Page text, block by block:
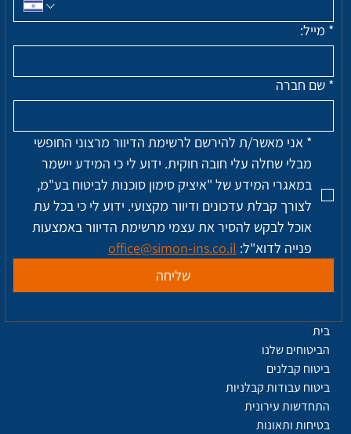
* מייל:
* שם חברה
*
פנייה לדוא"ל: office@simon-ins.co.il
שליחה
בית
הביטוחים שלנו
ביטוח קבלנים
ביטוח עבודות קבלניות
התחדשות עירונית
בטיחות ותאונות